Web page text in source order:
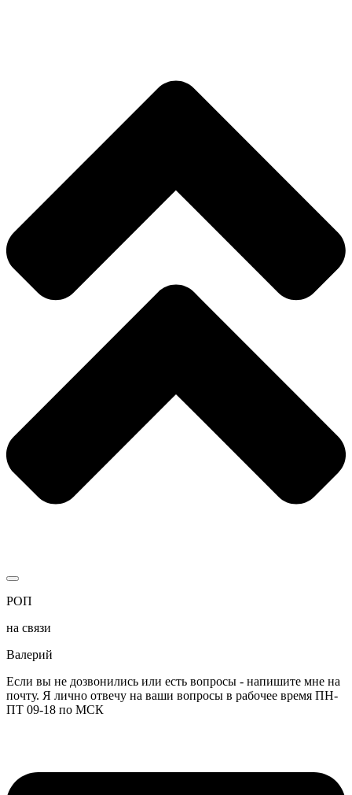
РОП
на связи
Валерий
Если вы не дозвонились или есть вопросы - напишите мне на
почту. Я лично отвечу на ваши вопросы в рабочее время ПН-
ПТ 09-18 по МСК